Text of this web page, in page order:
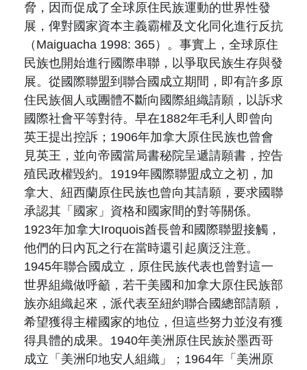
脅，因而促成了全球原住民族運動的世界性發
展，俾對國家資本主義霸權及文化同化進行反抗
（Maiguacha 1998: 365）。事實上，全球原住
民族也開始進行國際串聯，以爭取民族生存與發
展。從國際聯盟到聯合國成立期間，即有許多原
住民族個人或團體不斷向國際組織請願，以訴求
國際社會平等對待。早在1882年毛利人即曾向
英王提出控訴；1906年加拿大原住民族也曾會
見英王，並向帝國當局書秘院呈遞請願書，控告
殖民政權毀約。1919年國際聯盟成立之初，加
拿大、紐西蘭原住民族也曾向其請願，要求國聯
承認其「國家」資格和國家間的對等關係。
1923年加拿大Iroquois酋長曾和國際聯盟接觸，
他們的日內瓦之行在當時還引起廣泛注意。
1945年聯合國成立，原住民族代表也曾對這一
世界組織做呼籲，若干美國和加拿大原住民族部
族亦組織起來，派代表至紐約聯合國總部請願，
希望獲得主權國家的地位，但這些努力並沒有獲
得具體的成果。1940年美洲原住民族於墨西哥
成立「美洲印地安人組織」；1964年「美洲原